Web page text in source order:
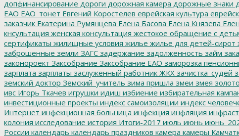
допфинансирование дороги дорожная камера дорожные знаки
ЕАО ЕАО_тонет Евгений Коростелев еврейская культура
заказчик Екатерина Румянцева Елена Басова Елена Князева
кнсультация женская консультация жестокое обращение с
сертификаты жилищные условия жилье жилье для детей-сирот
заброшенные земли ЗАГС задержание задолженность займ
законороект Заксобрание Заксобрание ЕАО заморозка
зарплата зарплаты заслуженный работник ЖКХ зачистка_судей
земский доктор Земский_учитель зима пришла змеи змея
ивс Игорь Ткачев игрушки идиш избиение избирательная
инвестиционные проекты индекс самоизоляции индекс
Интернет инфекционная больница инфекция инфляция
колония исследование история Итоги-2017 июль июнь
России календарь календарь праздников камера камеры